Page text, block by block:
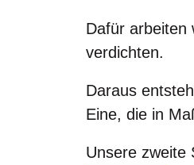
Dafür arbeiten
verdichten.
Daraus
Eine, die in
Unsere zweite